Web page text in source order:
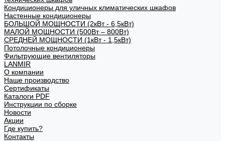
Кондиционеры для уличных климатических шкафов
Настенные кондиционеры
БОЛЬШОЙ МОЩНОСТИ (2кВт - 6,5кВт)
МАЛОЙ МОЩНОСТИ (500Вт – 800Вт)
СРЕДНЕЙ МОЩНОСТИ (1кВт - 1,5кВт)
Потолочные кондиционеры
Фильтрующие вентиляторы
LANMIR
О компании
Наше производство
Сертификаты
Каталоги PDF
Инструкции по сборке
Новости
Акции
Где купить?
Контакты